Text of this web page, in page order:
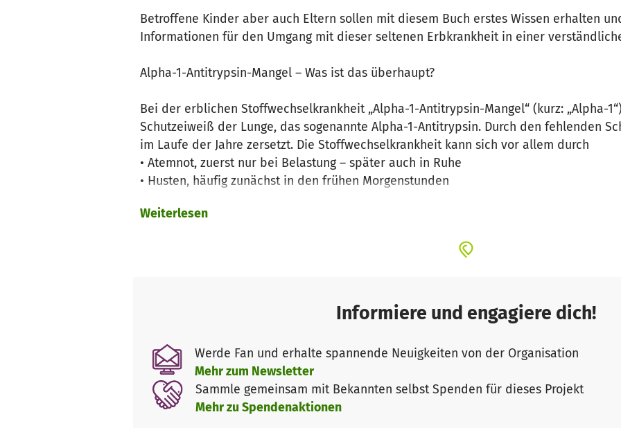
Betroffene Kinder aber auch Eltern sollen mit diesem Buch erstes Wissen erhalten
Informationen für den Umgang mit dieser seltenen Erbkrankheit in einer
Alpha-1-Antitrypsin-Mangel – Was ist das überhaupt?
Bei der erblichen Stoffwechselkrankheit „Alpha-1-Antitrypsin-Mangel“ (kurz: „Alpha-
Schutzeiweiß der Lunge, das sogenannte Alpha-1-Antitrypsin. Durch den fehlenden
im Laufe der Jahre zersetzt. Die Stoffwechselkrankheit kann sich vor allem durch
• Atemnot, zuerst nur bei Belastung – später auch in Ruhe
• Husten, häufig zunächst in den frühen Morgenstunden
bemerkbar machen. Auch erhöhte Leberwerte können ein Anzeichen für einen Alpha-
Erkrankungen zählt, schätzen Experten, dass es allein in Deutschland rund 12.000
einfacher Testmethoden nachgewiesen bzw. ausgeschlossen werden. Als Gendefekt
es stehen aber verschiedene Therapiemöglichkeiten zur Verfügung, um den Verlauf
bronchienerweiternden Mitteln kann auch eine Substitutionstherapie helfen. Bei der
fehlende Alpha-1-Antitrypsin per Infusion.
Das Schutzeiweiß Alpha-1-Antitrypsin:
• Das Eiweiß Alpha-1-Antitrypsin wird in den Leberzellen gebildet.
Weiterlesen
Informiere und engagiere dich!
Werde Fan und erhalte spannende Neuigkeiten von der Organisation
Mehr zum Newsletter
Sammle gemeinsam mit Bekannten selbst Spenden für dieses Projekt
Mehr zu Spendenaktionen